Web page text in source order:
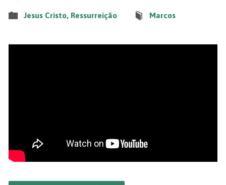
Jesus Cristo, Ressurreição Marcos